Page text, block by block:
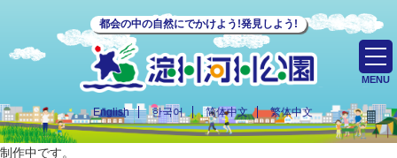
都会の中の自然にでかけよう!発見しよう!
English 한국어 简体中文 繁体中文
MENU
制作中です。